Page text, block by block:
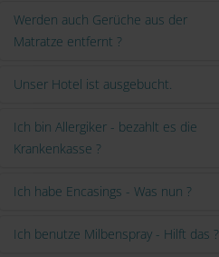
Werden auch Gerüche aus der
Matratze entfernt ?
Unser Hotel ist ausgebucht.
Ich bin Allergiker - bezahlt es die
Krankenkasse ?
Ich habe Encasings - Was nun ?
Ich benutze Milbenspray - Hilft das ?